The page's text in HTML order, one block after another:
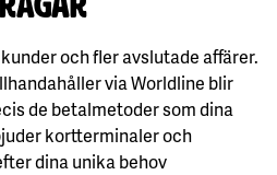
och fler avslutade affärer.
via Worldline blir
de betalmetoder som dina
kortterminaler och
dina unika behov